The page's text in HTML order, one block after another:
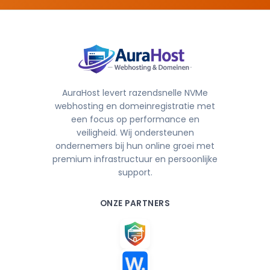
AuraHost levert razendsnelle NVMe
webhosting en domeinregistratie met
een focus op performance en
veiligheid. Wij ondersteunen
ondernemers bij hun online groei met
premium infrastructuur en persoonlijke
support.
ONZE PARTNERS